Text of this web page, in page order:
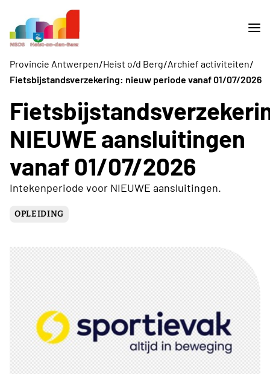
Provincie Antwerpen/Heist o/d Berg/Archief activiteiten/
Fietsbijstandsverzekering: nieuw periode vanaf 01/07/2026
NIEUWE aansluitingen
vanaf 01/07/2026
Intekenperiode voor NIEUWE aansluitingen.
OPLEIDING